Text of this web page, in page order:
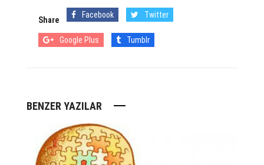
Share
Facebook Twitter
Google Plus Tumblr
BENZER YAZILAR